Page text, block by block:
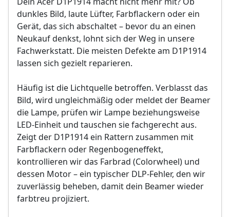
Sicherheitstest
Sollten weitere Defekte festgestellt werden,
erfolgt eine Reparatur ausschließlich nach
vorheriger Rücksprache.
Objektivreinigung
Bild- und Funktionstest
VDE-Sicherheitsprüfung
Sollten weitere Defekte festgestellt werden,
erfolgt eine Reparatur ausschließlich nach
dunkles Bild, laute Lüfter, Farbflackern oder ein
Gerät, das sich abschaltet – bevor du an einen
Neukauf denkst, lohnt sich der Weg in unsere
Fachwerkstatt. Die meisten Defekte am D1P1914
lassen sich gezielt reparieren.
Häufig ist die Lichtquelle betroffen. Verblasst das
Bild, wird ungleichmäßig oder meldet der Beamer
die Lampe, prüfen wir Lampe beziehungsweise
LED-Einheit und tauschen sie fachgerecht aus.
Zeigt der D1P1914 ein Rattern zusammen mit
Farbflackern oder Regenbogeneffekt,
kontrollieren wir das Farbrad (Colorwheel) und
dessen Motor – ein typischer DLP-Fehler, den wir
zuverlässig beheben, damit dein Beamer wieder
farbtreu projiziert.